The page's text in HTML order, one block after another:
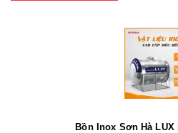
Bồn Inox Sơn Hà LUX